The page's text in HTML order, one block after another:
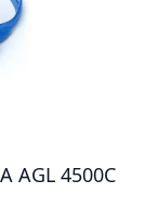
AGL 4500C